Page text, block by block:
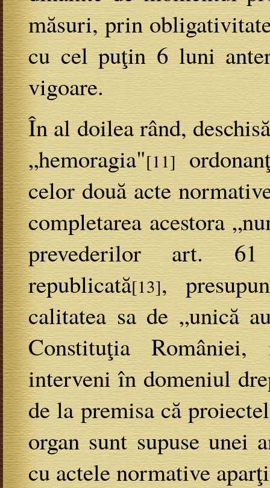
măsuri, prin
cu cel puţin 6 luni
vigoare.
În al doilea rând,
„hemoragia"[11]
celor două acte
completarea acestora
prevederilor art.
republicată[13],
calitatea sa de „unică
Constituţia
interveni în domeniul
de la premisa că
organ sunt supuse unei
cu actele normative